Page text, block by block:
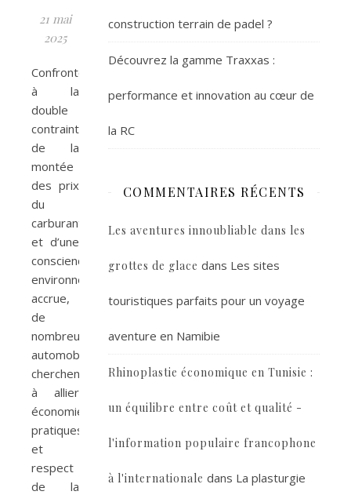
21 mai
2025
Confrontés
à la
double
contrainte
de la
montée
des prix
du
carburant
et d’une
conscience
environnementale
accrue,
de
nombreux
automobilistes
cherchent
à allier
économies
pratiques
et
respect
de la
construction terrain de padel ?
Découvrez la gamme Traxxas :
performance et innovation au cœur de
la RC
COMMENTAIRES RÉCENTS
Les aventures innoubliable dans les
grottes de glace dans Les sites
touristiques parfaits pour un voyage
aventure en Namibie
Rhinoplastie économique en Tunisie :
un équilibre entre coût et qualité -
l'information populaire francophone
à l'internationale dans La plasturgie